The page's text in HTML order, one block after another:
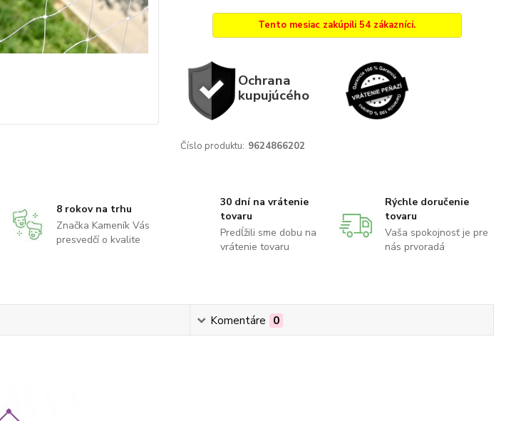
Tento mesiac zakúpili 54 zákazníci.
Ochrana
kupujúcého
Číslo produktu: 9624866202
8 rokov na trhu
Značka Kameník Vás
presvedčí o kvalite
30 dní na vrátenie
tovaru
Predĺžili sme dobu na
vrátenie tovaru
Rýchle doručenie
tovaru
Vaša spokojnosť je pre
nás prvoradá
Komentáre 0